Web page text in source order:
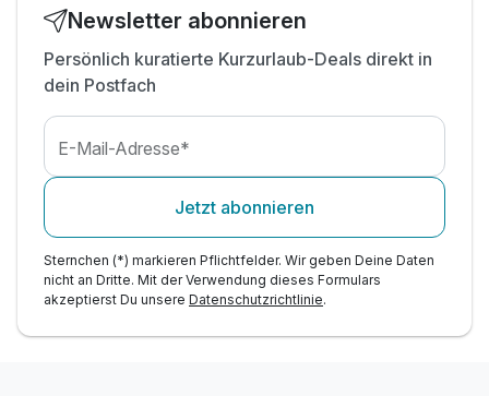
inkl. WLAN
Newsletter abonnieren
Persönlich kuratierte Kurzurlaub-Deals direkt in
dein Postfach
E-Mail-Adresse*
Jetzt abonnieren
Sternchen (*) markieren Pflichtfelder. Wir geben Deine Daten
nicht an Dritte. Mit der Verwendung dieses Formulars
akzeptierst Du unsere Datenschutzrichtlinie.